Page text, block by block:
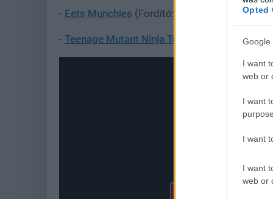
Opted
Google
I want
web or
I want
I want
I want
web or
- Eets Munchies (Fordító: FEARka)
- Teenage Mutant Ninja Turtles IV: Turtles in